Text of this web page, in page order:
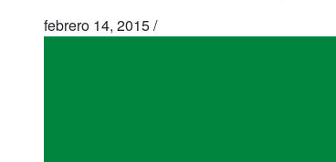
febrero 14, 2015/